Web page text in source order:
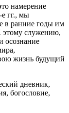
намерение
е гг., мы
в ранние годы им
этому служению,
осознание
жизнь будущий
дневник,
богословие,